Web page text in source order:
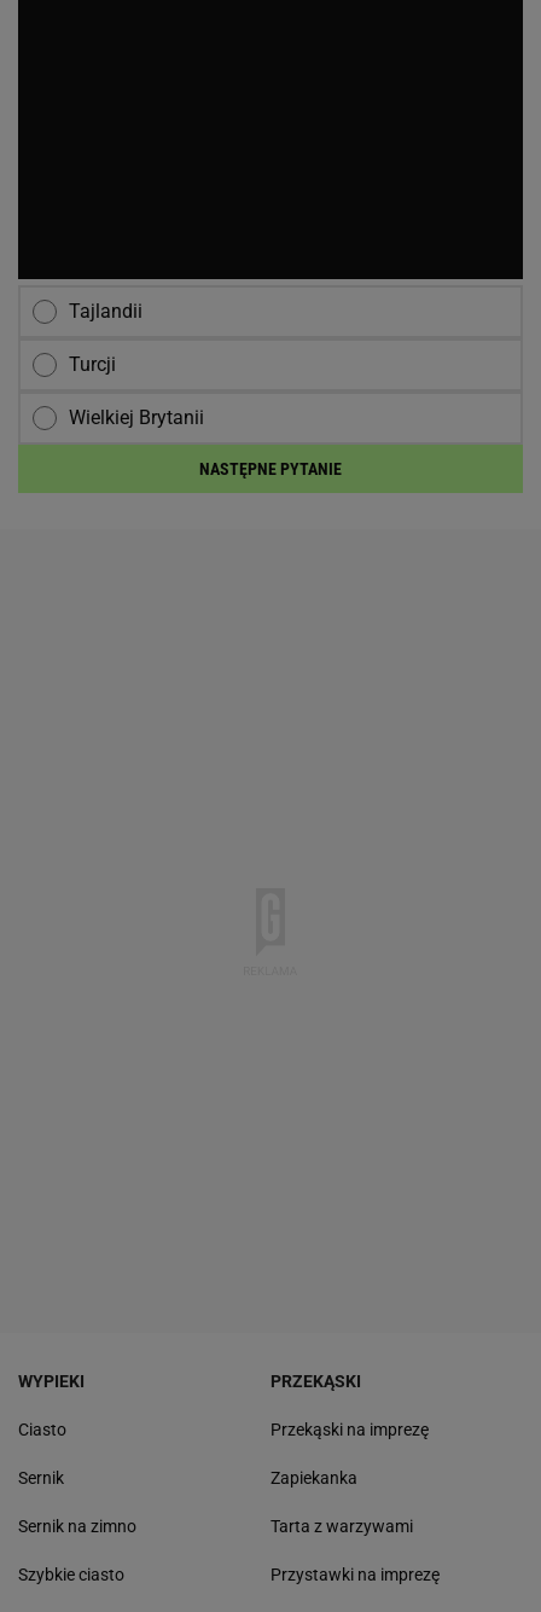
Tajlandii
Turcji
Wielkiej Brytanii
NASTĘPNE PYTANIE
WYPIEKI
Ciasto
Sernik
Sernik na zimno
Szybkie ciasto
PRZEKĄSKI
Przekąski na imprezę
Zapiekanka
Tarta z warzywami
Przystawki na imprezę